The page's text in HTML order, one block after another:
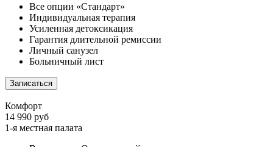
Все опции «Стандарт»
Индивидуальная терапия
Усиленная детоксикация
Гарантия длительной ремиссии
Личный санузел
Больничный лист
Записаться
Комфорт
14 990 руб
1-я местная палата